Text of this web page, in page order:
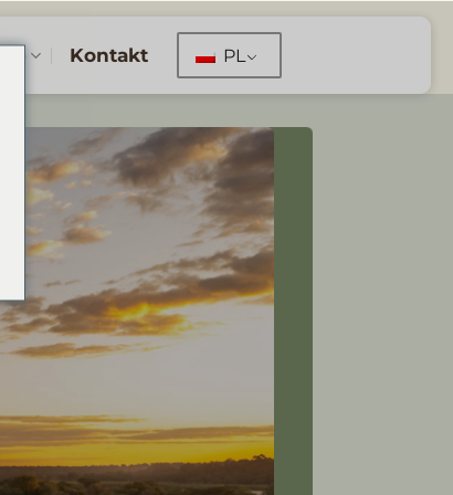
Kontakt PL